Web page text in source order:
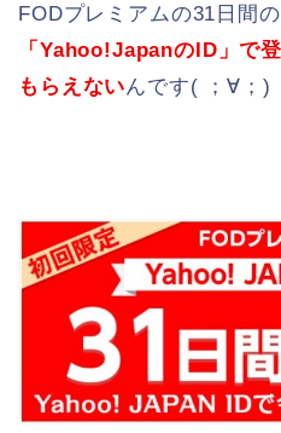
FODプレミアムの31日間
「Yahoo!JapanのID」で
もらえないんです( ；∀；)